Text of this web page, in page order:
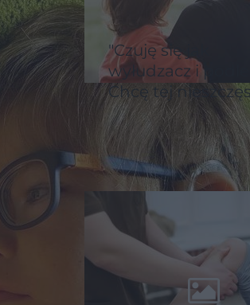
"Czuję się jak
wyłudzacz i
Chcę tej
dla syna" [LIST]